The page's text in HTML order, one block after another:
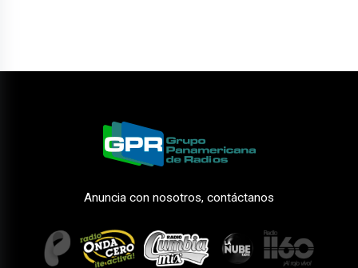
Anuncia con nosotros, contáctanos